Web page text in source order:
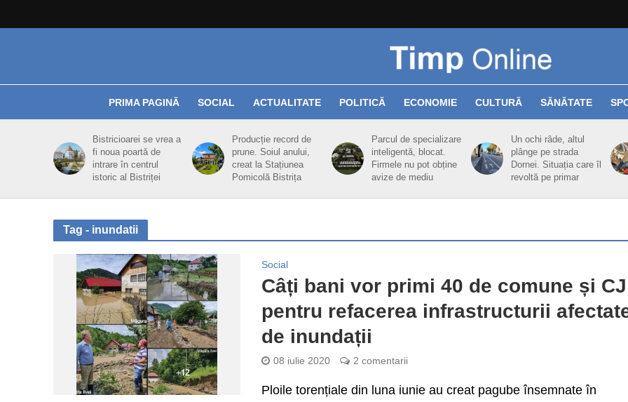
PRIMA PAGINĂ SOCIAL ACTUALITATE POLITICĂ ECONOMIE CULTURĂ SĂNĂTATE
Bistricioarei se vrea a
fi noua poartă de
intrare în centrul
istoric al Bistriței
Producție record de
prune. Soiul anului,
creat la Stațiunea
Pomicolă Bistrița
Parcul de specializare
inteligentă, blocat.
Firmele nu pot obține
avize de mediu
Un ochi râde, altul
plânge pe strada
Dornei. Situația care îl
revoltă pe primar
Tag - inundatii
Social
Câți bani vor primi 40 de comune și CJ
pentru refacerea infrastructurii
de inundații
08 iulie 2020 2 comentarii
Ploile torențiale din luna iunie au creat pagube însemnate în